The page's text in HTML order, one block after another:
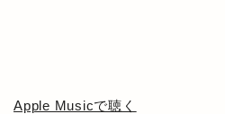
Apple Musicで聴く